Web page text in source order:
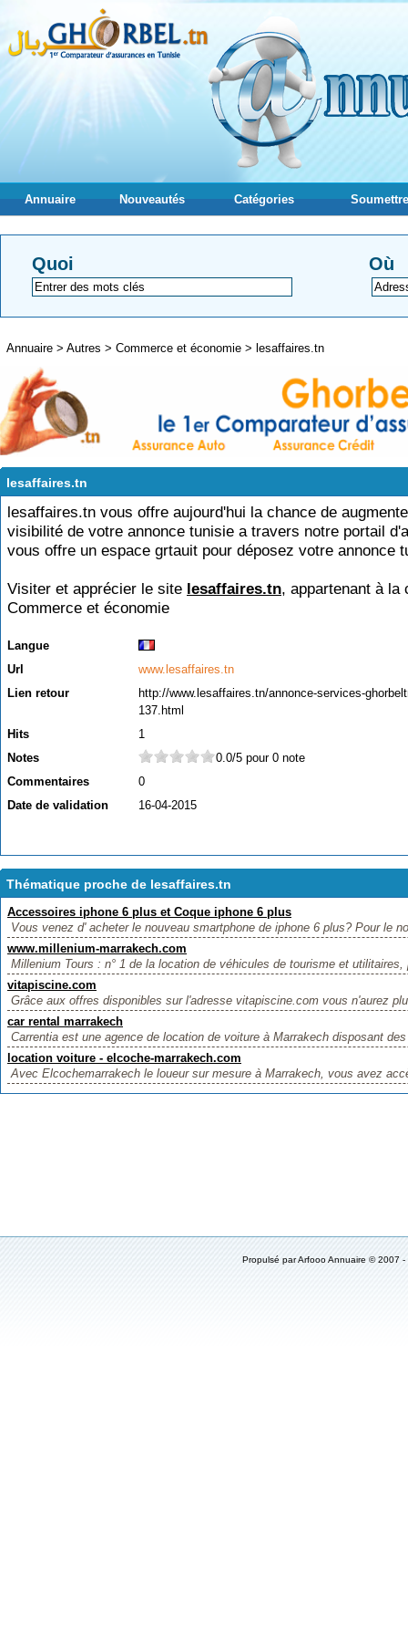
Annuaire Nouveautés Catégories
Quoi Où
Annuaire > Autres > Commerce et économie > lesaffaires.tn
lesaffaires.tn
lesaffaires.tn vous offre aujourd'hui la chance de
visibilité de votre annonce tunisie a travers notre portail
vous offre un espace grtauit pour déposez votre annonce
Visiter et apprécier le site lesaffaires.tn, appartenant à la
Commerce et économie
Langue
Url
www.lesaffaires.tn
Lien retour
http://www.lesaffaires.tn/annonce-services-
137.html
Hits
1
Notes
0.0/5 pour 0 note
Commentaires
0
Date de validation
16-04-2015
Thématique proche de lesaffaires.tn
Accessoires iphone 6 plus et Coque iphone 6 plus
Vous venez d' acheter le nouveau smartphone de iphone 6 plus? Pour le
www.millenium-marrakech.com
Millenium Tours : n° 1 de la location de véhicules de tourisme et
vitapiscine.com
Grâce aux offres disponibles sur l'adresse vitapiscine.com vous n'aurez
car rental marrakech
Carrentia est une agence de location de voiture à Marrakech disposant
location voiture - elcoche-marrakech.com
Avec Elcochemarrakech le loueur sur mesure à Marrakech, vous avez
Propulsé parArfooo Annuaire © 2007